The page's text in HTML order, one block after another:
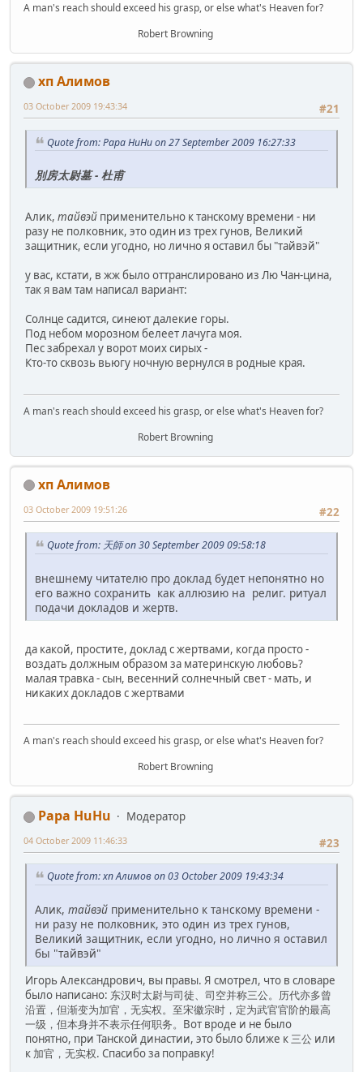
A man's reach should exceed his grasp, or else what's Heaven for?
Robert Browning
хп Алимов
#21
03 October 2009 19:43:34
Quote from: Papa HuHu on 27 September 2009 16:27:33
別房太尉墓 - 杜甫
Алик, тайвэй применительно к танскому времени - ни
разу не полковник, это один из трех гунов, Великий
защитник, если угодно, но лично я оставил бы "тайвэй"
у вас, кстати, в жж было оттранслировано из Лю Чан-цина,
так я вам там написал вариант:
Солнце садится, синеют далекие горы.
Под небом морозном белеет лачуга моя.
Пес забрехал у ворот моих сирых -
Кто-то сквозь вьюгу ночную вернулся в родные края.
A man's reach should exceed his grasp, or else what's Heaven for?
Robert Browning
хп Алимов
#22
03 October 2009 19:51:26
Quote from: 天師 on 30 September 2009 09:58:18
внешнему читателю про доклад будет непонятно но
его важно сохранить как аллюзию на религ. ритуал
подачи докладов и жертв.
да какой, простите, доклад с жертвами, когда просто -
воздать должным образом за материнскую любовь?
малая травка - сын, весенний солнечный свет - мать, и
никаких докладов с жертвами
A man's reach should exceed his grasp, or else what's Heaven for?
Robert Browning
Papa HuHu
Модератор
#23
04 October 2009 11:46:33
Quote from: хп Алимов on 03 October 2009 19:43:34
Алик, тайвэй применительно к танскому времени -
ни разу не полковник, это один из трех гунов,
Великий защитник, если угодно, но лично я оставил
бы "тайвэй"
Игорь Александрович, вы правы. Я смотрел, что в словаре
было написано: 东汉时太尉与司徒、司空并称三公。历代亦多曾
沿置，但渐变为加官，无实权。至宋徽宗时，定为武官官阶的最高
一级，但本身并不表示任何职务。Вот вроде и не было
понятно, при Танской династии, это было ближе к 三公 или
к 加官，无实权. Спасибо за поправку!